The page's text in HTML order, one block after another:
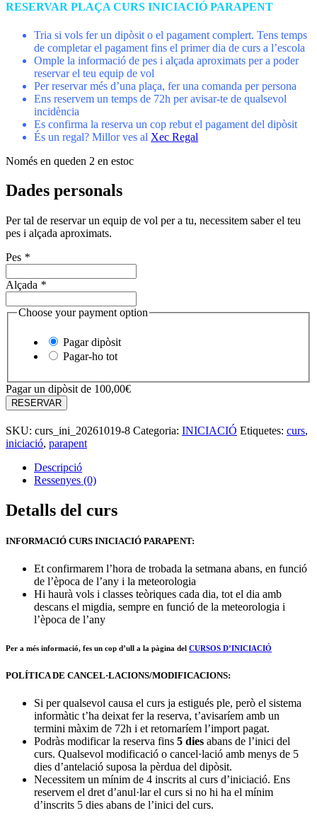
RESERVAR PLAÇA CURS INICIACIÓ PARAPENT
Tria si vols fer un dipòsit o el pagament complert. Tens temps
de completar el pagament fins el primer dia de curs a l’escola
Omple la informació de pes i alçada aproximats per a poder
reservar el teu equip de vol
Per reservar més d’una plaça, fer una comanda per persona
Ens reservem un temps de 72h per avisar-te de qualsevol
incidència
Es confirma la reserva un cop rebut el pagament del dipòsit
És un regal? Millor ves al Xec Regal
Només en queden 2 en estoc
Dades personals
Per tal de reservar un equip de vol per a tu, necessitem saber el teu
pes i alçada aproximats.
Pes *
Alçada *
Choose your payment option
Pagar dipòsit
Pagar-ho tot
Pagar un dipòsit de 100,00€
quantitat
de
CURS
INICIACIÓ
RESERVAR
SKU: curs_ini_20261019-8 Categoria: INICIACIÓ Etiquetes: curs,
iniciació, parapent
Descripció
Ressenyes (0)
Detalls del curs
INFORMACIÓ CURS INICIACIÓ PARAPENT:
Et confirmarem l’hora de trobada la setmana abans, en funció
de l’època de l’any i la meteorologia
Hi haurà vols i classes teòriques cada dia, tot el dia amb
descans el migdia, sempre en funció de la meteorologia i
l’època de l’any
Per a més informació, fes un cop d’ull a la pàgina del CURSOS D’INICIACIÓ
POLÍTICA DE CANCEL·LACIONS/MODIFICACIONS:
Si per qualsevol causa el curs ja estigués ple, però el sistema
informàtic t’ha deixat fer la reserva, t’avisaríem amb un
termini màxim de 72h i et retornaríem l’import pagat.
Podràs modificar la reserva fins 5 dies abans de l’inici del
curs. Qualsevol modificació o cancel·lació amb menys de 5
dies d’antelació suposa la pèrdua del dipòsit.
Necessitem un mínim de 4 inscrits al curs d’iniciació. Ens
reservem el dret d’anul·lar el curs si no hi ha el mínim
d’inscrits 5 dies abans de l’inici del curs.